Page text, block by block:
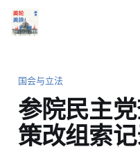
国会与立法
参院民主
策改组索